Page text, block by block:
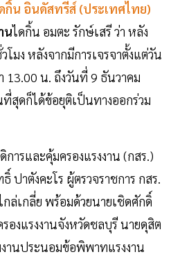
กิ้น อินดัสทรีส์ (ประเทศไทย)
นไดกิ้น อมตะ รักษ์เสรี ว่า หลัง
โมง หลังจากมีการเจรจาตั้งแต่วัน
13.00 น. ถึงวันที่ 9 ธันวาคม
ที่สุดก็ได้ข้อยุติเป็นทางออกร่วม
การและคุ้มครองแรงงาน (กสร.)
ปาตังคะโร ผู้ตรวจราชการ กสร.
ล่เกลี่ย พร้อมด้วยนายเชิดศักดิ์
องแรงงานจังหวัดชลบุรี นายดุสิต
านประนอมข้อพิพาทแรงงาน